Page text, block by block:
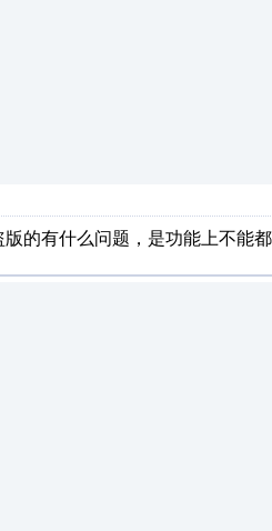
的有什么问题，是功能上不能